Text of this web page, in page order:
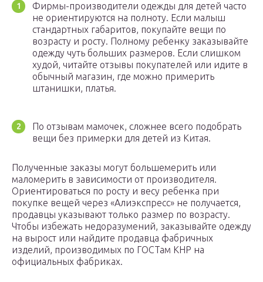
Фирмы-производители одежды для детей часто
не ориентируются на полноту. Если малыш
стандартных габаритов, покупайте вещи по
возрасту и росту. Полному ребенку заказывайте
одежду чуть больших размеров. Если слишком
худой, читайте отзывы покупателей или идите в
обычный магазин, где можно примерить
штанишки, платья.
По отзывам мамочек, сложнее всего подобрать
вещи без примерки для детей из Китая.
Полученные заказы могут большемерить или
маломерить в зависимости от производителя.
Ориентироваться по росту и весу ребенка при
покупке вещей через «Алиэкспресс» не получается,
продавцы указывают только размер по возрасту.
Чтобы избежать недоразумений, заказывайте одежду
на вырост или найдите продавца фабричных
изделий, производимых по ГОСТам КНР на
официальных фабриках.